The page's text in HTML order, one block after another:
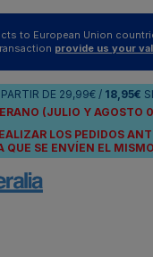
to European Union
provide us your
DE 29,99€ / 18,95€
(JULIO Y
LOS PEDIDOS
QUE SE ENVÍEN EL